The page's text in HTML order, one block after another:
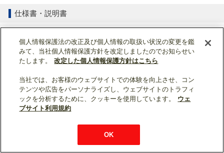
仕様書・説明書
ページトップへ戻る
表示モード： スマートフォン | PC
WIN2K利用規約 ウェブサイト利用規約
個人情報保護法の改正及び個人情報の取扱い状況の変更を鑑
みて、当社個人情報保護方針を改定しましたのでお知らせい
たします。
改定した個人情報保護方針はこちら
当社では、お客様のウェブサイトでの体験を向上させ、コン
テンツや広告をパーソナライズし、ウェブサイトのトラフィ
ックを分析するために、クッキーを使用しています。
ウェ
ブサイト利用規約
OK